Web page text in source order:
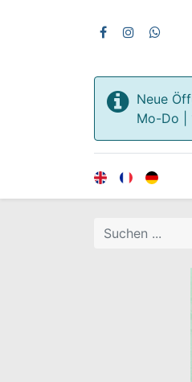
Neue
Mo-Do |